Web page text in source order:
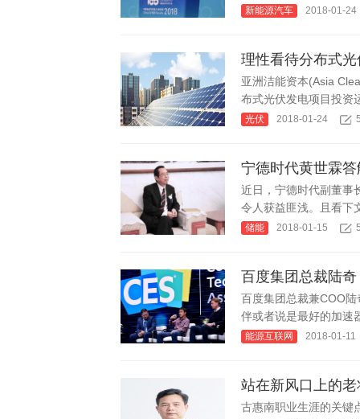
新能源汽车 2018-01-24
理性看待分布式
亚洲洁能资本(Asia
布式光伏发电项目投资
光伏 2018-01-24
宁德时代黄世霖
近日，宁德时代副董事
令人获益匪浅。且看下
储能 2018-01-15
百度集团总裁陆
百度集团总裁兼COO
伴或者说是最好的加速
能源互联网 2018-01-11
站在新风口上的老
古惠南职业生涯的关键